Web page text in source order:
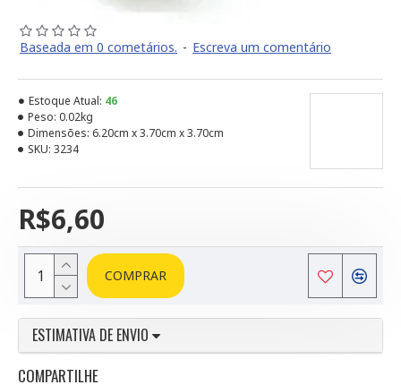
Baseada em 0 cometários. - Escreva um comentário
R$6,60
Estoque Atual: 46
Peso: 0.02kg
Dimensões: 6.20cm x 3.70cm x 3.70cm
SKU: 3234
COMPRAR
ESTIMATIVA DE ENVIO
COMPARTILHE